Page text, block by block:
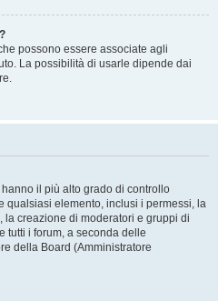
possono essere associate agli
La possibilità di usarle dipende dai
il più alto grado di controllo
qualsiasi elemento, inclusi i permessi, la
creazione di moderatori e gruppi di
tutti i forum, a seconda delle
della Board (Amministratore